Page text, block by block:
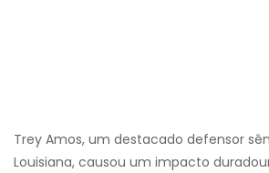
Trey Amos, um destacado defensor
Louisiana, causou um impacto